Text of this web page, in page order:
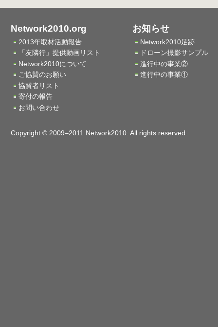
Network2010.org
2013年取材活動報告
「友隣行」提供動画リスト
Network2010について
ご協賛のお願い
協賛者リスト
寄付の報告
お問い合わせ
お知らせ
Network2010足跡
ドローン撮影サンプル
進行中の事業②
進行中の事業①
Copyright © 2009–2011 Network2010. All rights reserved.